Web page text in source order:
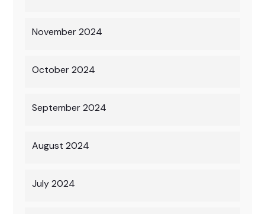
November 2024
October 2024
September 2024
August 2024
July 2024